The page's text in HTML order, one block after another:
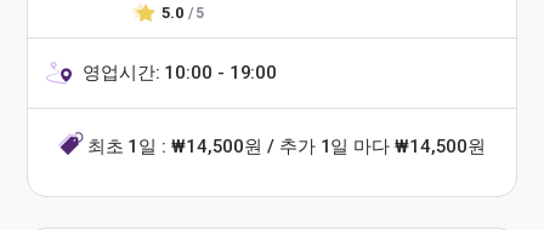
5.0 / 5
영업시간: 10:00 - 19:00
최초 1일 : ₩14,500원 / 추가 1일 마다 ₩14,500원